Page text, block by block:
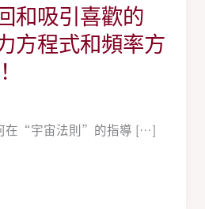
和吸引喜歡的
方程式和頻率方
在“宇宙法則”的指導 […]